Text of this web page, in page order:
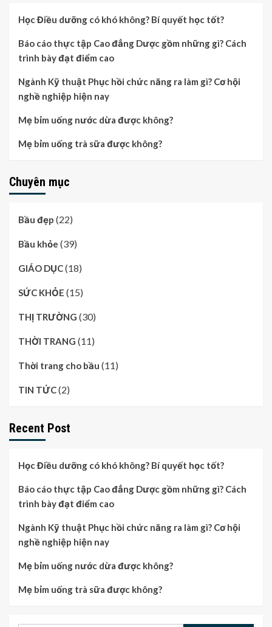
Học Điều dưỡng có khó không? Bí quyết học tốt?
Báo cáo thực tập Cao đẳng Dược gồm những gì? Cách
trình bày đạt điểm cao
Ngành Kỹ thuật Phục hồi chức năng ra làm gì? Cơ hội
nghề nghiệp hiện nay
Mẹ bỉm uống nước dừa được không?
Mẹ bỉm uống trà sữa được không?
Chuyên mục
Bầu đẹp (22)
Bầu khỏe (39)
GIÁO DỤC(18)
SỨC KHỎE (15)
THỊ TRƯỜNG (30)
THỜI TRANG (11)
Thời trang cho bầu (11)
TIN TỨC(2)
Recent Post
Học Điều dưỡng có khó không? Bí quyết học tốt?
Báo cáo thực tập Cao đẳng Dược gồm những gì? Cách
trình bày đạt điểm cao
Ngành Kỹ thuật Phục hồi chức năng ra làm gì? Cơ hội
nghề nghiệp hiện nay
Mẹ bỉm uống nước dừa được không?
Mẹ bỉm uống trà sữa được không?